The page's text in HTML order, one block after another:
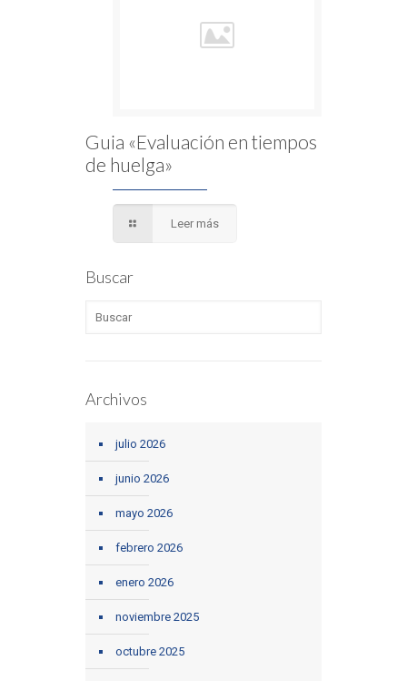
Guia «Evaluación en tiempos
de huelga»
Leer más
Buscar
Archivos
julio 2026
junio 2026
mayo 2026
febrero 2026
enero 2026
noviembre 2025
octubre 2025